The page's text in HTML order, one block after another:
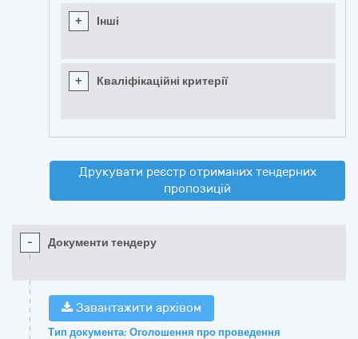
+ Інші
+ Кваліфікаційні критерії
Друкувати реєстр отриманих тендерних
пропозицій
- Документи тендеру
Завантажити архівом
Тип документа: Оголошення про проведення